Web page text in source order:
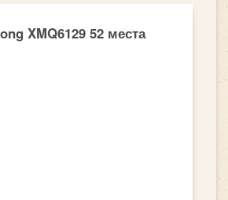
XMQ6129 52 места